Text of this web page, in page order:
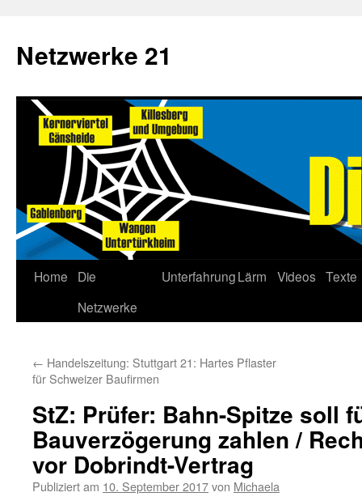
Netzwerke 21
Home
Die
Netzwerke
UnterfahrungLärm Videos Texte
← Handelszeitung: Stuttgart 21: Hartes Pflaster
für Schweizer Baufirmen
StZ: Prüfer: Bahn-Spitze soll
Bauverzögerung zahlen /
vor Dobrindt-Vertrag
Publiziert am 10. September 2017von Michaela